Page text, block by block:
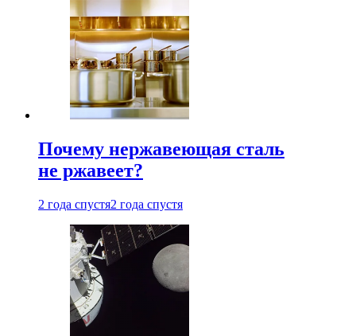
Почему нержавеющая сталь
не ржавеет?
2 года спустя2 года спустя